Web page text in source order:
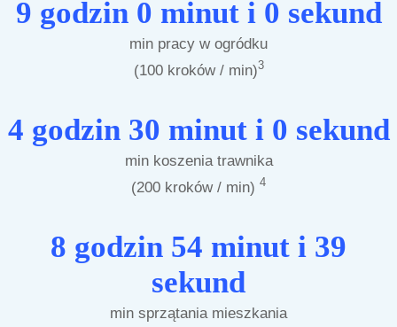
9 godzin 0 minut i 0 sekund
min pracy w ogródku
(100 kroków / min)3
4 godzin 30 minut i 0 sekund
min koszenia trawnika
(200 kroków / min) 4
8 godzin 54 minut i 39
sekund
min sprzątania mieszkania